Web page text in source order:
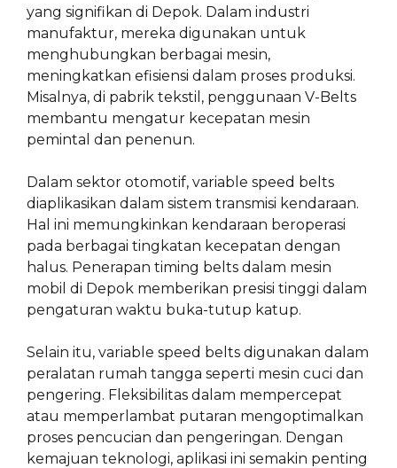
yang signifikan di Depok. Dalam industri
manufaktur, mereka digunakan untuk
menghubungkan berbagai mesin,
meningkatkan efisiensi dalam proses produksi.
Misalnya, di pabrik tekstil, penggunaan V-Belts
membantu mengatur kecepatan mesin
pemintal dan penenun.
Dalam sektor otomotif, variable speed belts
diaplikasikan dalam sistem transmisi kendaraan.
Hal ini memungkinkan kendaraan beroperasi
pada berbagai tingkatan kecepatan dengan
halus. Penerapan timing belts dalam mesin
mobil di Depok memberikan presisi tinggi dalam
pengaturan waktu buka-tutup katup.
Selain itu, variable speed belts digunakan dalam
peralatan rumah tangga seperti mesin cuci dan
pengering. Fleksibilitas dalam mempercepat
atau memperlambat putaran mengoptimalkan
proses pencucian dan pengeringan. Dengan
kemajuan teknologi, aplikasi ini semakin penting